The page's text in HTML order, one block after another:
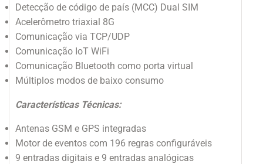
Detecção de código de país (MCC) Dual SIM
Acelerômetro triaxial 8G
Comunicação via TCP/UDP
Comunicação IoT WiFi
Comunicação Bluetooth como porta virtual
Múltiplos modos de baixo consumo
Características Técnicas:
Antenas GSM e GPS integradas
Motor de eventos com 196 regras configuráveis
9 entradas digitais e 9 entradas analógicas